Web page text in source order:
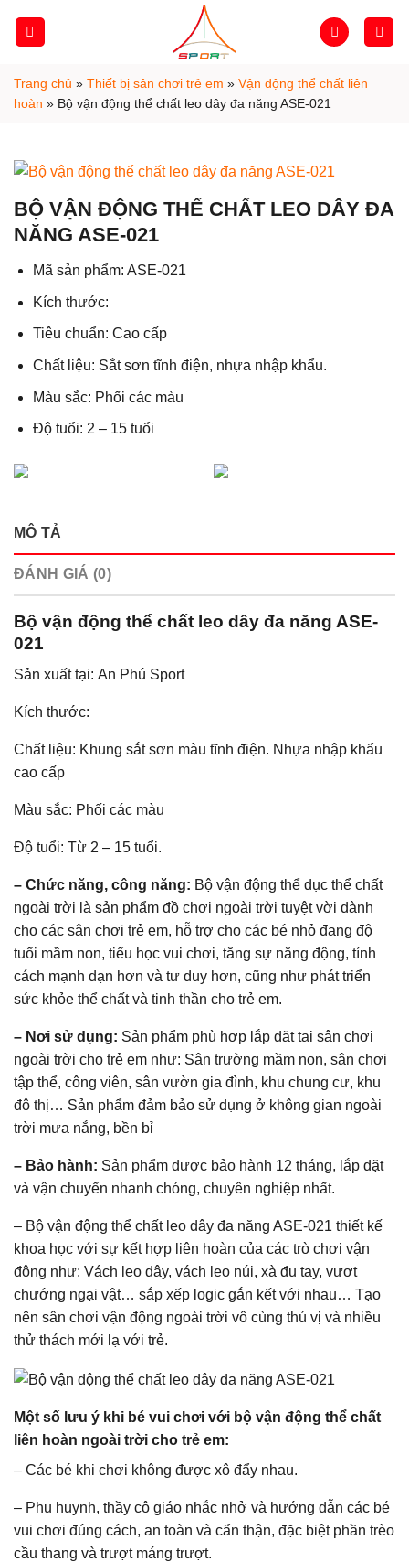
Trang chủ » Thiết bị sân chơi trẻ em » Vận động thể chất liên
hoàn » Bộ vận động thể chất leo dây đa năng ASE-021
BỘ VẬN ĐỘNG THỂ CHẤT LEO DÂY ĐA
NĂNG ASE-021
Mã sản phẩm: ASE-021
Kích thước:
Tiêu chuẩn: Cao cấp
Chất liệu: Sắt sơn tĩnh điện, nhựa nhập khẩu.
Màu sắc: Phối các màu
Độ tuổi: 2 – 15 tuổi
MÔ TẢ
ĐÁNH GIÁ (0)
Bộ vận động thể chất leo dây đa năng ASE-
021
Sản xuất tại: An Phú Sport
Kích thước:
Chất liệu: Khung sắt sơn màu tĩnh điện. Nhựa nhập khẩu
cao cấp
Màu sắc: Phối các màu
Độ tuổi: Từ 2 – 15 tuổi.
– Chức năng, công năng: Bộ vận động thể dục thể chất
ngoài trời là sản phẩm đồ chơi ngoài trời tuyệt vời dành
cho các sân chơi trẻ em, hỗ trợ cho các bé nhỏ đang độ
tuổi mầm non, tiểu học vui chơi, tăng sự năng động, tính
cách mạnh dạn hơn và tư duy hơn, cũng như phát triển
sức khỏe thể chất và tinh thần cho trẻ em.
– Nơi sử dụng: Sản phẩm phù hợp lắp đặt tại sân chơi
ngoài trời cho trẻ em như: Sân trường mầm non, sân chơi
tập thể, công viên, sân vườn gia đình, khu chung cư, khu
đô thị… Sản phẩm đảm bảo sử dụng ở không gian ngoài
trời mưa nắng, bền bỉ
– Bảo hành: Sản phẩm được bảo hành 12 tháng, lắp đặt
và vận chuyển nhanh chóng, chuyên nghiệp nhất.
– Bộ vận động thể chất leo dây đa năng ASE-021 thiết kế
khoa học với sự kết hợp liên hoàn của các trò chơi vận
động như: Vách leo dây, vách leo núi, xà đu tay, vượt
chướng ngại vật… sắp xếp logic gắn kết với nhau… Tạo
nên sân chơi vận động ngoài trời vô cùng thú vị và nhiều
thử thách mới lạ với trẻ.
Một số lưu ý khi bé vui chơi với bộ vận động thể chất
liên hoàn ngoài trời cho trẻ em:
– Các bé khi chơi không được xô đẩy nhau.
– Phụ huynh, thầy cô giáo nhắc nhở và hướng dẫn các bé
vui chơi đúng cách, an toàn và cẩn thận, đặc biệt phần trèo
cầu thang và trượt máng trượt.